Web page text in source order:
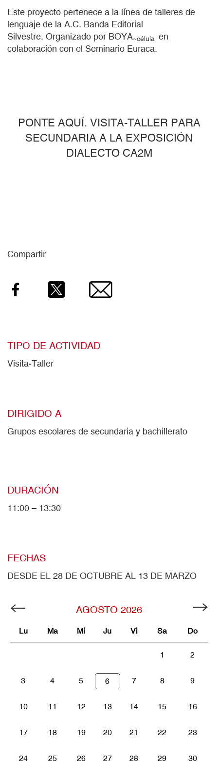
Este proyecto pertenece a la línea de talleres de
lenguaje de la A.C. Banda Editorial
Silvestre. Organizado por BOYA~célula en
colaboración con el Seminario Euraca.
PONTE AQUÍ. VISITA-TALLER PARA
SECUNDARIA A LA EXPOSICIÓN
DIALECTO CA2M
Compartir
Facebook Twitter Email
TIPO DE ACTIVIDAD
Visita-Taller
DIRIGIDO A
Grupos escolares de secundaria y bachillerato
DURACIÓN
11:00 – 13:30
FECHAS
DESDE EL 28 DE OCTUBRE AL 13 DE MARZO
AGOSTO 2026
Lu Ma Mi Ju Vi Sa Do
1 2
3 4 5 6 7 8 9
10 11 12 13 14 15 16
17 18 19 20 21 22 23
24 25 26 27 28 29 30